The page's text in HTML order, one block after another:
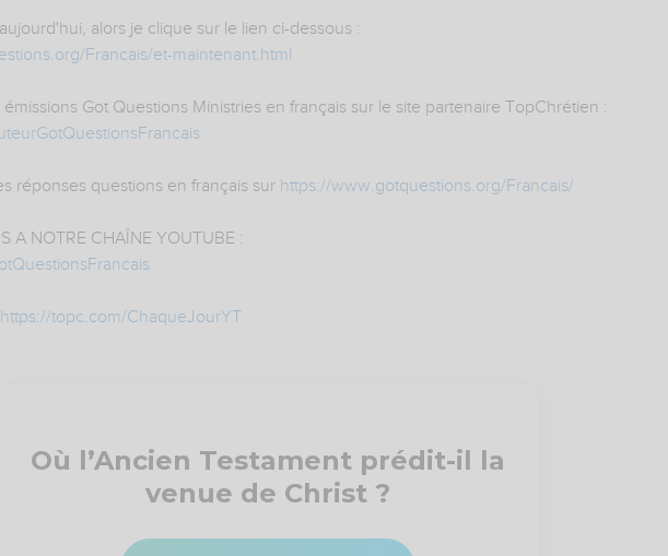
alors je clique sur le lien ci-dessous :
Francais/et-maintenant.html
Got Questions Ministries en français sur le site partenaire TopChrétien :
réponses questions en français sur https://www.gotquestions.org/Francais/
A NOTRE CHAÎNE YOUTUBE :
https://topc.com/ChaqueJourYT
Où l’Ancien Testament prédit-il la
venue de Christ ?